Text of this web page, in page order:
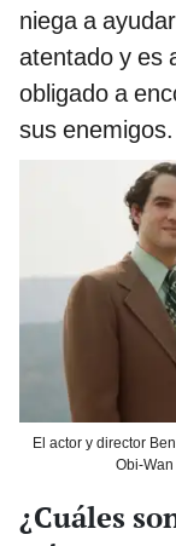
niega a
atentado y es
obligado a
sus enemigos.
El actor y director
Obi-
¿Cuáles